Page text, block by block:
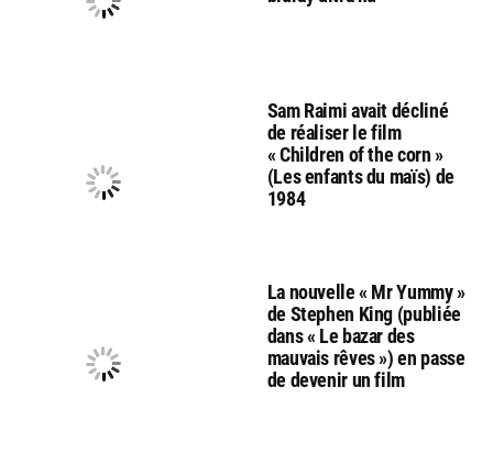
Sam Raimi avait décliné
de réaliser le film
« Children of the corn »
(Les enfants du maïs) de
1984
La nouvelle « Mr Yummy »
de Stephen King (publiée
dans « Le bazar des
mauvais rêves ») en passe
de devenir un film